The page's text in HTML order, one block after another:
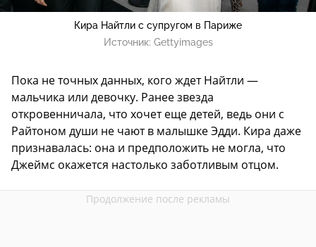
Кира Найтли с супругом в Париже
Источник: Gettyimages
Пока не точных данных, кого ждет Найтли —
мальчика или девочку. Ранее звезда
откровенничала, что хочет еще детей, ведь они с
Райтоном души не чают в малышке Эдди. Кира даже
признавалась: она и предположить не могла, что
Джеймс окажется настолько заботливым отцом.